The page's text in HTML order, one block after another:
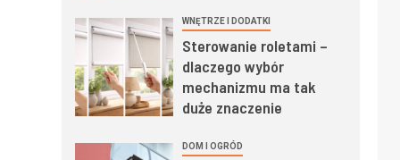
WNĘTRZE I DODATKI
Sterowanie roletami –
dlaczego wybór
mechanizmu ma tak
duże znaczenie
DOM I OGRÓD